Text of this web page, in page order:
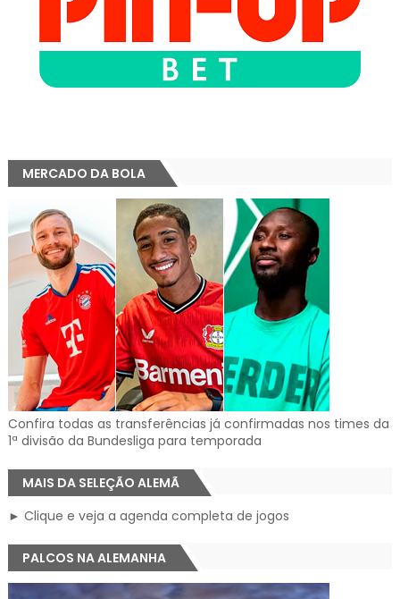
MERCADO DA BOLA
Confira todas as transferências já confirmadas nos times da
1ª divisão da Bundesliga para temporada
MAIS DA SELEÇÃO ALEMÃ
► Clique e veja a agenda completa de jogos
PALCOS NA ALEMANHA